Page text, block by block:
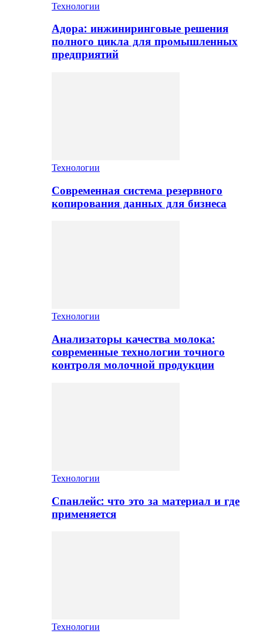
Технологии
Адора: инжиниринговые решения
полного цикла для промышленных
предприятий
Технологии
Современная система резервного
копирования данных для бизнеса
Технологии
Анализаторы качества молока:
современные технологии точного
контроля молочной продукции
Технологии
Спанлейс: что это за материал и где
применяется
Технологии